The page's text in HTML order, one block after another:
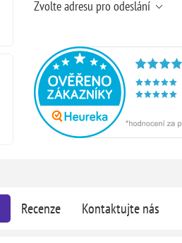
Zvolte adresu pro odeslání
Recenze Kontaktujte nás